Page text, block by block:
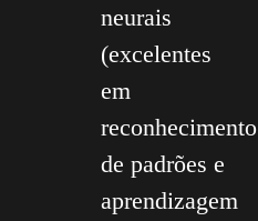
neurais
(excelentes
em
reconhecimento
de padrões e
aprendizagem